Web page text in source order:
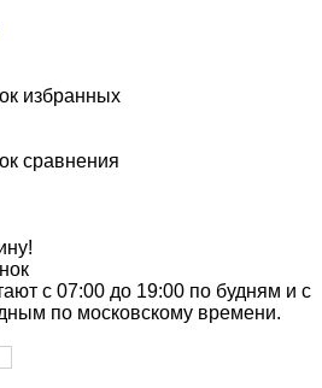
избранных
сравнения
с 07:00 до 19:00 по будням и с
по московскому времени.